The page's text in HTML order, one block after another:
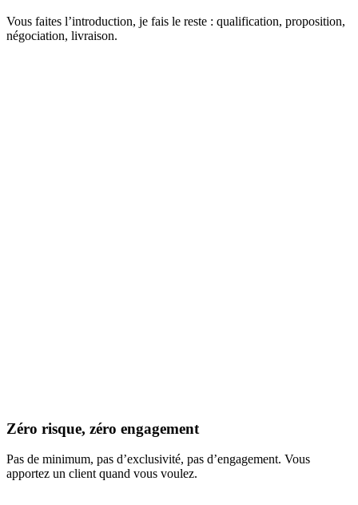
Vous faites l’introduction, je fais le reste : qualification, proposition,
négociation, livraison.
Zéro risque, zéro engagement
Pas de minimum, pas d’exclusivité, pas d’engagement. Vous
apportez un client quand vous voulez.